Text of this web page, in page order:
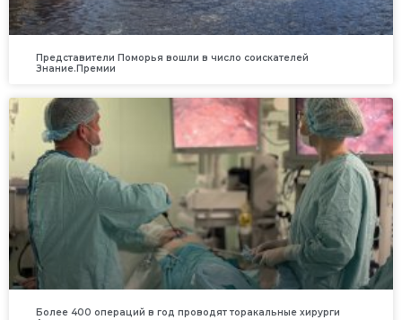
Представители Поморья вошли в число соискателей
Знание.Премии
Более 400 операций в год проводят торакальные хирурги